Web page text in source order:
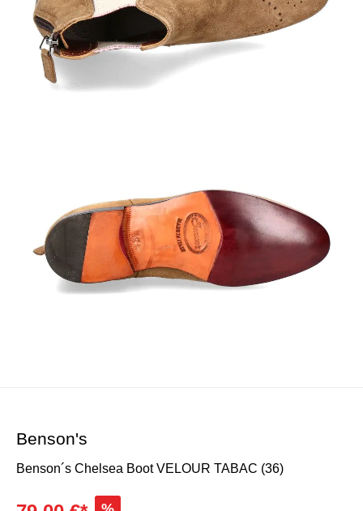
Benson's
Benson´s Chelsea Boot VELOUR TABAC (36)